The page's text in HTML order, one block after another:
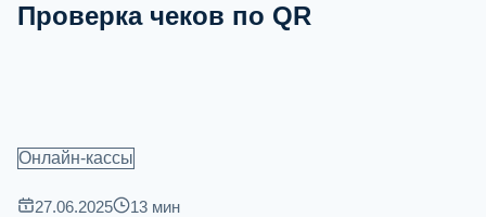
Проверка чеков по QR
Онлайн-кассы
27.06.2025 13 мин